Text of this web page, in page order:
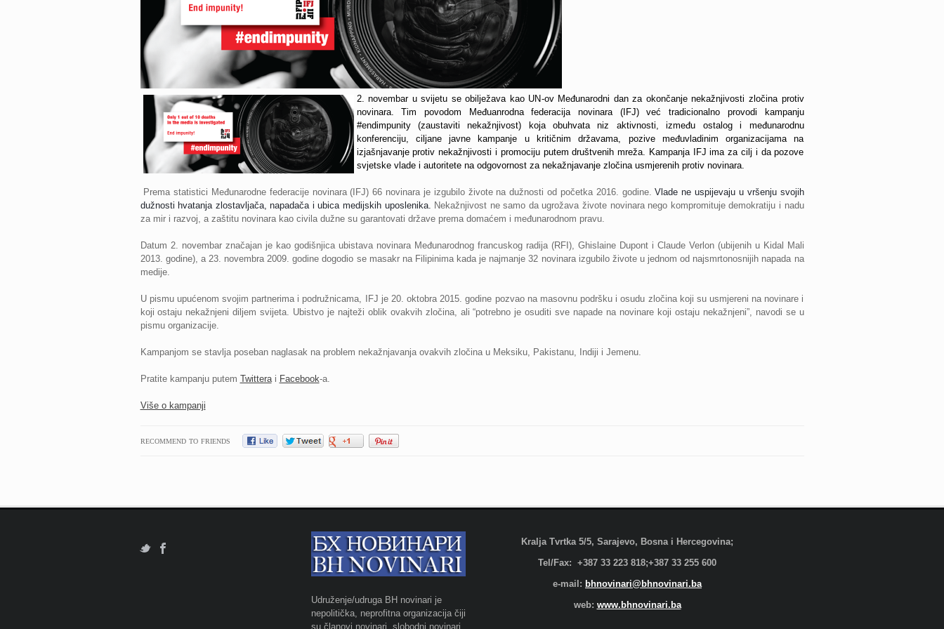
2. novembar u svijetu se obilježava kao UN-ov Međunarodni danza okončanje nekažnjivosti zločina protiv
novinara. Tim povodom Međuanrodna federacija novinara (IFJ) već tradicionalno provodi kampanju
#endimpunity (zaustaviti nekažnjivost) koja obuhvata niz aktivnosti, između ostalog i međunarodnu
konferenciju, ciljane javne kampanje u kritičnim državama, pozive međuvladinim organizacijama na
izjašnjavanje protiv nekažnjivosti i promociju putem društvenih mreža. Kampanja IFJ ima za cilj i da pozove
svjetske vlade i autoritete na odgovornost za nekažnjavanje zločina usmjerenih protiv novinara.
Prema statistici Međunarodne federacije novinara (IFJ) 66 novinara je izgubilo živote na dužnosti od početka 2016. godine.Vlade ne uspijevaju u vršenju svojih
dužnosti hvatanja zlostavljača, napadača i ubica medijskih uposlenika. Nekažnjivost ne samo da ugrožava živote novinara nego kompromituje demokratiju i nadu
za mir i razvoj, a zaštitu novinara kao civila dužne su garantovati države prema domaćem i međunarodnom pravu.
Datum 2. novembar značajan je kao godišnjica ubistava novinara Međunarodnog francuskog radija (RFI), Ghislaine Dupont i Claude Verlon (ubijenih u Kidal Mali
2013. godine), a 23. novembra 2009. godine dogodio se masakr na Filipinima kada je najmanje 32 novinara izgubilo živote u jednom od najsmrtonosnijih napada na
medije.
U pismu upućenom svojim partnerima i podružnicama, IFJ je 20. oktobra 2015. godine pozvao na masovnu podršku i osudu zločina koji su usmjereni na novinare i
koji ostaju nekažnjeni diljem svijeta. Ubistvo je najteži oblik ovakvih zločina, ali “potrebno je osuditi sve napade na novinare koji ostaju nekažnjeni”, navodi se u
pismu organizacije.
Kampanjom se stavlja poseban naglasak na problem nekažnjavanja ovakvih zločina u Meksiku, Pakistanu, Indiji i Jemenu.
Pratite kampanju putem Twitterai Facebook-a.
Više o kampanji
RECOMMEND TO FRIENDS
Udruženje/udruga BH novinari je
nepolitička, neprofitna organizacija čiji
su članovi novinari, slobodni novinari,
Kralja Tvrtka 5/5, Sarajevo, Bosna i Hercegovina;
Tel/Fax: +387 33 223 818;+387 33 255 600
e-mail: bhnovinari@bhnovinari.ba
web: www.bhnovinari.ba